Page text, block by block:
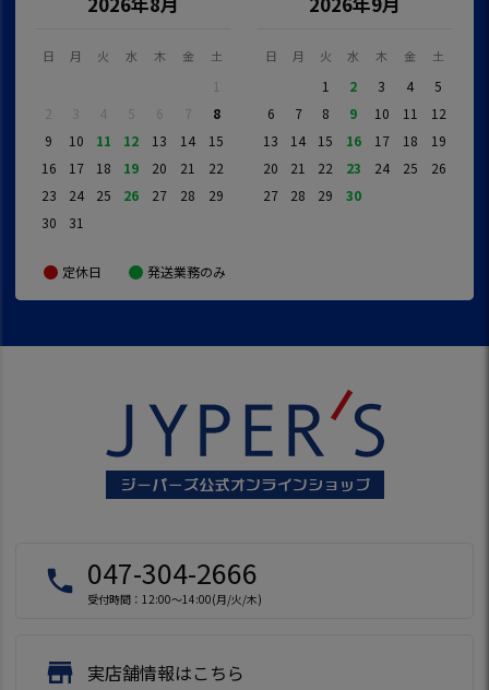
日 月 火 水 木 金 土
1
2
3 4 5 6 7
8
9
10 11 12 13 14
15
16
17 18 19 20 21
22
23
24 25 26 27 28
29
30
31
日 月 火 水 木 金 土
1 2 3 4
5
6
7 8 9 10 11
12
13
14 15 16 17 18
19
20
21 22 23 24 25
26
27
28 29 30
定休日 発送業務のみ
local_phone 047-304-2666
受付時間：12:00～14:00(月/火/木)
store 実店舗情報はこちら